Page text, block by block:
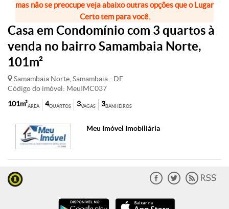
mas não se preocupe veja abaixo outras opções que o Lugar
Certo tem para você.
Casa em Condomínio com 3 quartos à
venda no bairro Samambaia Norte,
101m²
Samambaia Norte, Samambaia - DF
Código do imóvel: MeuIMC037
ÁREA
101m² QUARTOS
4 VAGAS
3 BANHEIROS
3
Meu Imóvel Imobiliária